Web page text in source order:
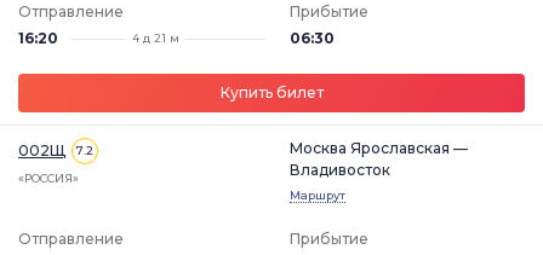
Отправление
16:20
4 д 21 м
Прибытие
06:30
Купить билет
002Щ 7.2
«РОССИЯ»
Москва Ярославская —
Владивосток
Маршрут
Отправление
Прибытие